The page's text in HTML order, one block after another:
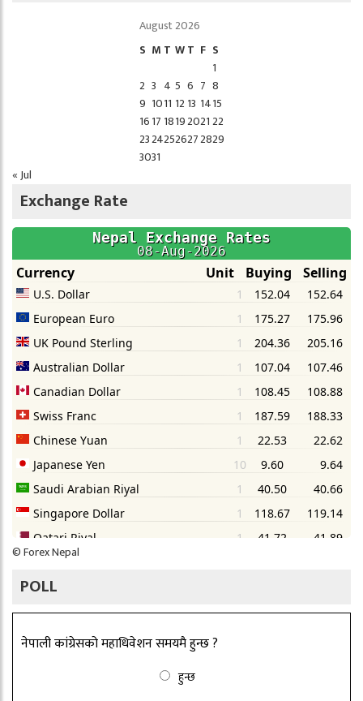
August 2026
S M T WT F S
1
2 3 4 5 6 7 8
9 1011 12 13 1415
1617 1819202122
23242526272829
3031
« Jul
Exchange Rate
©Forex Nepal
POLL
नेपाली कांग्रेसको महाधिवेशन समयमै हुन्छ ?
हुन्छ